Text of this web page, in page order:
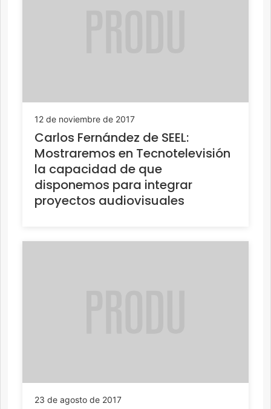
12 de noviembre de 2017
Carlos Fernández de SEEL:
Mostraremos en Tecnotelevisión
la capacidad de que
disponemos para integrar
proyectos audiovisuales
23 de agosto de 2017